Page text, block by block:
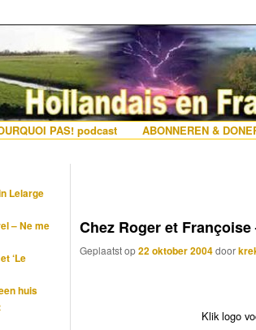
en France
website voor Nederlanders die iets met Frankrijk
de primaire inhoud
de secundaire inhoud
PAS! podcast ABONNEREN &
Chez Roger et
Geplaatst op22 oktober 2004door
Klik logo
Lelarge
– Ne me
‘Le
huis